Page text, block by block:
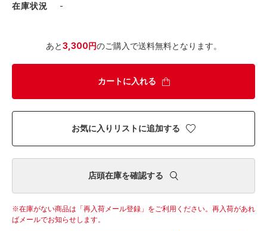
在庫状況 -
あと3,300円のご購入で送料無料となります。
カートに入れる
お気に入りリストに追加する
店頭在庫を確認する
在庫がない商品は「再入荷メール登録」をご利用ください。 再入荷があれ
ばメールでお知らせします。